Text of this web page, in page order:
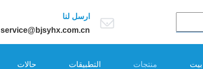
ارسل لنا
service@bjsyhx.com.cn
بيت منتجات التطبيقات حالات